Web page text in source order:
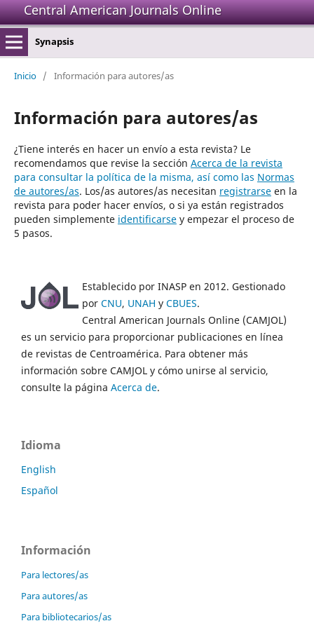
Central American Journals Online
Synapsis
Inicio / Información para autores/as
Información para autores/as
¿Tiene interés en hacer un envío a esta revista? Le
recomendamos que revise la sección Acerca de la revista
para consultar la política de la misma, así como las Normas
de autores/as. Los/as autores/as necesitan registrarseen la
revista para poder hacer envíos, o si ya están registrados
pueden simplemente identificarsey empezar el proceso de
5 pasos.
Establecido por INASP en 2012. Gestionado
por CNU, UNAH y CBUES.
Central American Journals Online (CAMJOL)
es un servicio para proporcionar publicaciones en línea
de revistas de Centroamérica. Para obtener más
información sobre CAMJOL y cómo unirse al servicio,
consulte la página Acerca de.
Idioma
English
Español
Información
Para lectores/as
Para autores/as
Para bibliotecarios/as